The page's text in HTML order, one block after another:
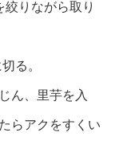
りながら取り
る。
ん、里芋を入
らアクをすくい